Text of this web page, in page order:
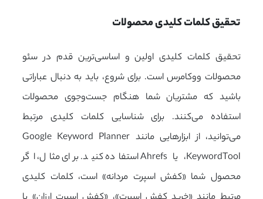
تحقیق کلمات کلیدی محصولات
تحقیق کلمات کلیدی اولین و اساسی‌ترین قدم در سئو
محصولات ووکامرس است. برای شروع، باید به دنبال عباراتی
باشید که مشتریان شما هنگام جست‌وجوی محصولات
استفاده می‌کنند. برای شناسایی کلمات کلیدی مرتبط
می‌توانید، از ابزارهایی مانند Google Keyword Planner
،KeywordTool یا Ahrefs استفاده کنید. برای مثال، اگر
محصول شما «کفش اسپرت مردانه» است، کلمات کلیدی